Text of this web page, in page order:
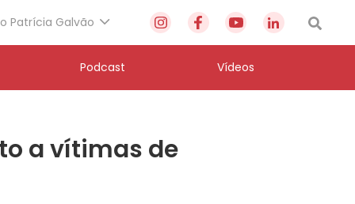
Patrícia Galvão
Podcast Vídeos
a vítimas de